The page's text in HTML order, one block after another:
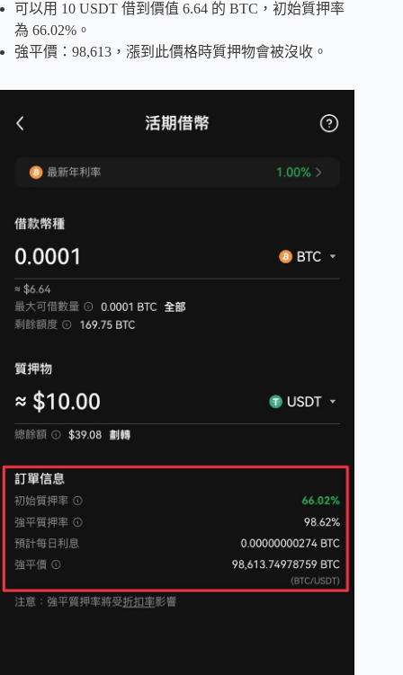
可以用 10 USDT 借到價值 6.64 的 BTC，初始質押率
為 66.02%。
強平價：98,613，漲到此價格時質押物會被沒收。